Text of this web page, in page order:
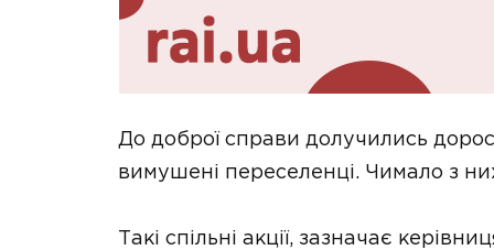
До доброї справи долучились
вимушені переселенці. Чимало з
Такі спільні акції, зазначає